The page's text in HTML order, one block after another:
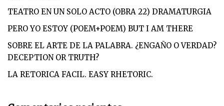
TEATRO EN UN SOLO ACTO (OBRA 22) DRAMATURGIA
PERO YO ESTOY (POEM+POEM) BUT I AM THERE
SOBRE EL ARTE DE LA PALABRA. ¿ENGAÑO O VERDAD?
DECEPTION OR TRUTH?
LA RETORICA FACIL. EASY RHETORIC.